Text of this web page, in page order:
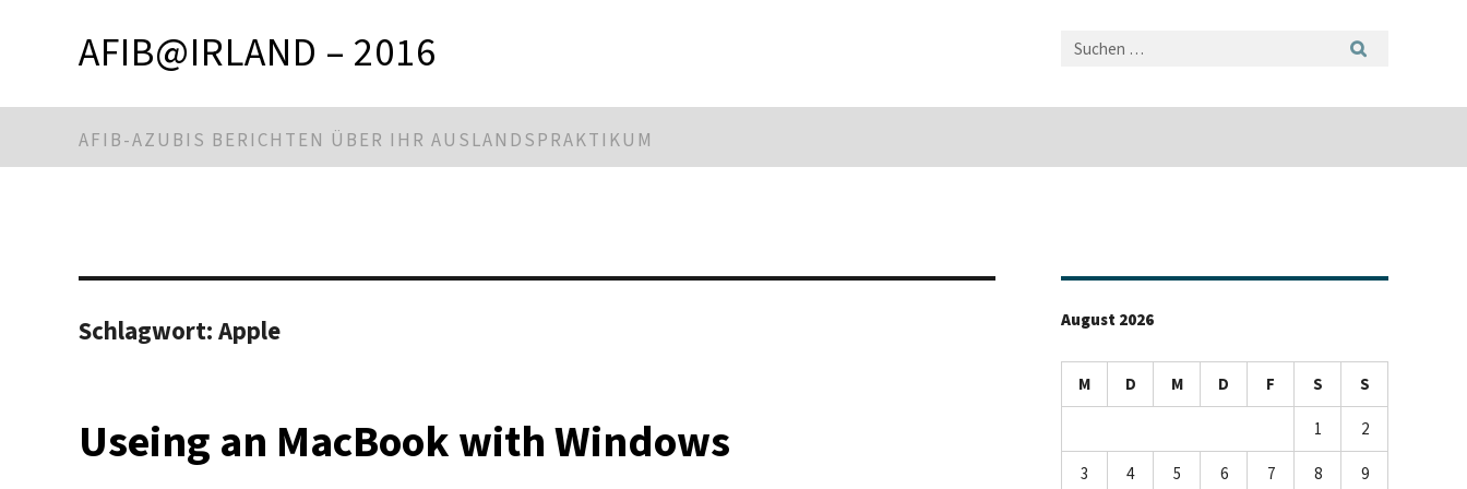
AFIB@IRLAND – 2016
AFIB-AZUBIS BERICHTEN ÜBER IHR AUSLANDSPRAKTIKUM
Schlagwort: Apple
Useing an MacBook with Windows
August 2026
M D M D F S S
1 2
3 4 5 6 7 8 9